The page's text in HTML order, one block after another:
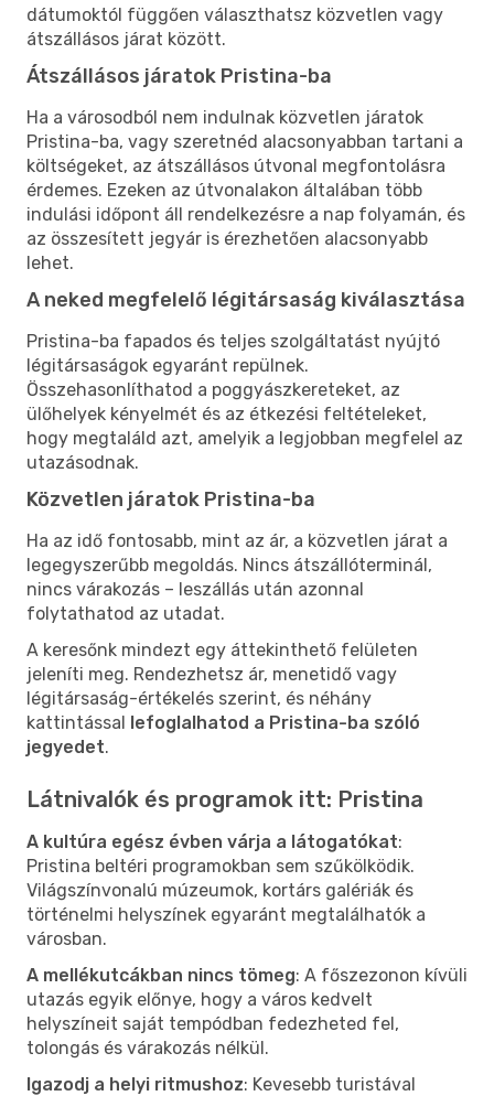
dátumoktól függően választhatsz közvetlen vagy
átszállásos járat között.
Átszállásos járatok Pristina-ba
Ha a városodból nem indulnak közvetlen járatok
Pristina-ba, vagy szeretnéd alacsonyabban tartani a
költségeket, az átszállásos útvonal megfontolásra
érdemes. Ezeken az útvonalakon általában több
indulási időpont áll rendelkezésre a nap folyamán, és
az összesített jegyár is érezhetően alacsonyabb
lehet.
A neked megfelelő légitársaság kiválasztása
Pristina-ba fapados és teljes szolgáltatást nyújtó
légitársaságok egyaránt repülnek.
Összehasonlíthatod a poggyászkereteket, az
ülőhelyek kényelmét és az étkezési feltételeket,
hogy megtaláld azt, amelyik a legjobban megfelel az
utazásodnak.
Közvetlen járatok Pristina-ba
Ha az idő fontosabb, mint az ár, a közvetlen járat a
legegyszerűbb megoldás. Nincs átszállóterminál,
nincs várakozás – leszállás után azonnal
folytathatod az utadat.
A keresőnk mindezt egy áttekinthető felületen
jeleníti meg. Rendezhetsz ár, menetidő vagy
légitársaság-értékelés szerint, és néhány
kattintással lefoglalhatod a Pristina-ba szóló
jegyedet.
Látnivalók és programok itt: Pristina
A kultúra egész évben várja a látogatókat:
Pristina beltéri programokban sem szűkölködik.
Világszínvonalú múzeumok, kortárs galériák és
történelmi helyszínek egyaránt megtalálhatók a
városban.
A mellékutcákban nincs tömeg: A főszezonon kívüli
utazás egyik előnye, hogy a város kedvelt
helyszíneit saját tempódban fedezheted fel,
tolongás és várakozás nélkül.
Igazodj a helyi ritmushoz: Kevesebb turistával